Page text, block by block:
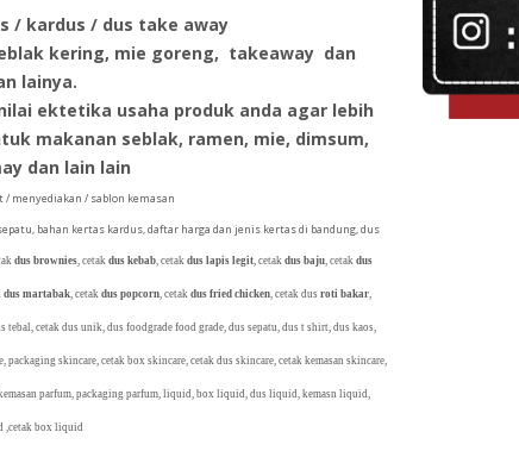
/ kardus / dus take away
kering, mie goreng, takeaway dan
lainya.
ektetika usaha produk anda agar lebih
makanan seblak, ramen, mie, dimsum,
dan lain lain
menyediakan / sablon kemasan
bahan kertas kardus, daftar harga dan jenis kertas di bandung, dus
dus brownies, cetak dus kebab, cetak dus lapis legit, cetak dus baju, cetak dus
dus martabak, cetak dus popcorn, cetak dus fried chicken, cetak dus roti bakar,
tebal, cetak dus unik, dus foodgrade food grade, dus sepatu, dus t shirt, dus kaos,
skincare, cetak box skincare, cetak dus skincare, cetak kemasan skincare,
parfum, packaging parfum, liquid, box liquid, dus liquid, kemasn liquid,
,cetak box liquid